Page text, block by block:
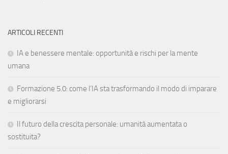
ARTICOLI RECENTI
IA e benessere mentale: opportunità e rischi per la mente
umana
Formazione 5.0: come l’IA sta trasformando il modo di imparare
e migliorarsi
Il futuro della crescita personale: umanità aumentata o
sostituita?